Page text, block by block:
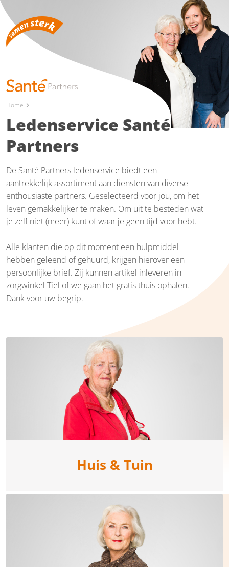
Home chevron_right
Ledenservice Santé
Partners
De Santé Partners ledenservice biedt een
aantrekkelijk assortiment aan diensten van diverse
enthousiaste partners. Geselecteerd voor jou, om het
leven gemakkelijker te maken. Om uit te besteden wat
je zelf niet (meer) kunt of waar je geen tijd voor hebt.
Alle klanten die op dit moment een hulpmiddel
hebben geleend of gehuurd, krijgen hierover een
persoonlijke brief. Zij kunnen artikel inleveren in
zorgwinkel Tiel of we gaan het gratis thuis ophalen.
Dank voor uw begrip.
Huis & Tuin